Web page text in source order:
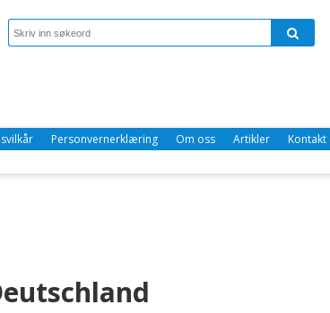
Personvernerklæring Om oss Artikler Kontakt